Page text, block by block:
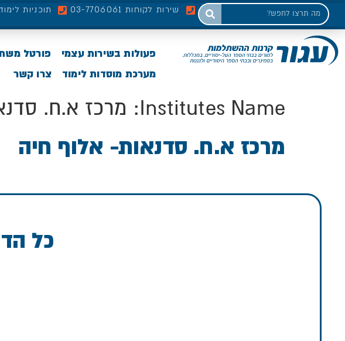
שירות לקוחות 03-7706061 תוכניות לימודים
פעולות בשירות עצמי פורטל
מערכת מוסדות לימוד
צרו קשר
Institutes Name: מרכז א.ח.
מרכז א.ח. סדנאות- אלוף חיה
כל